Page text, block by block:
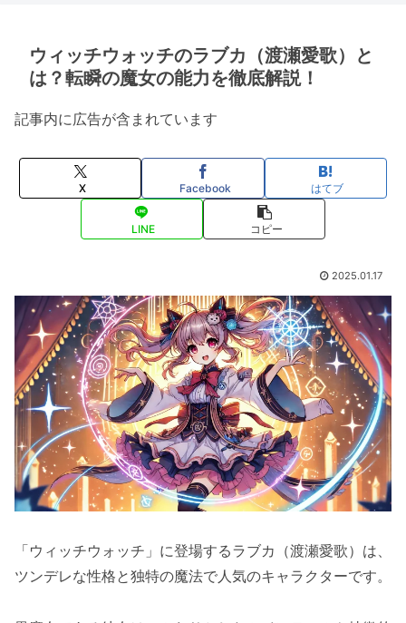
ウィッチウォッチのラブカ（渡瀬愛歌）と
は？転瞬の魔女の能力を徹底解説！
記事内に広告が含まれています
X Facebook はてブ
LINE コピー
2025.01.17
「ウィッチウォッチ」に登場するラブカ（渡瀬愛歌）は、
ツンデレな性格と独特の魔法で人気のキャラクターです。